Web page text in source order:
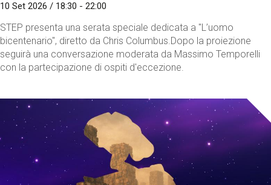
10 Set 2026 / 18:30 - 22:00
STEP presenta una serata speciale dedicata a "L’uomo
bicentenario", diretto da Chris Columbus.Dopo la proiezione
seguirà una conversazione moderata da Massimo Temporelli
con la partecipazione di ospiti d'eccezione.